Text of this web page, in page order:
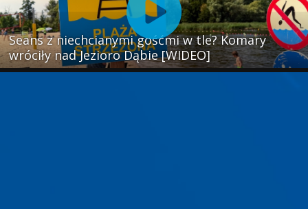
Seans z niechcianymi gośćmi w tle? Komary
wróciły nad Jezioro Dąbie [WIDEO]